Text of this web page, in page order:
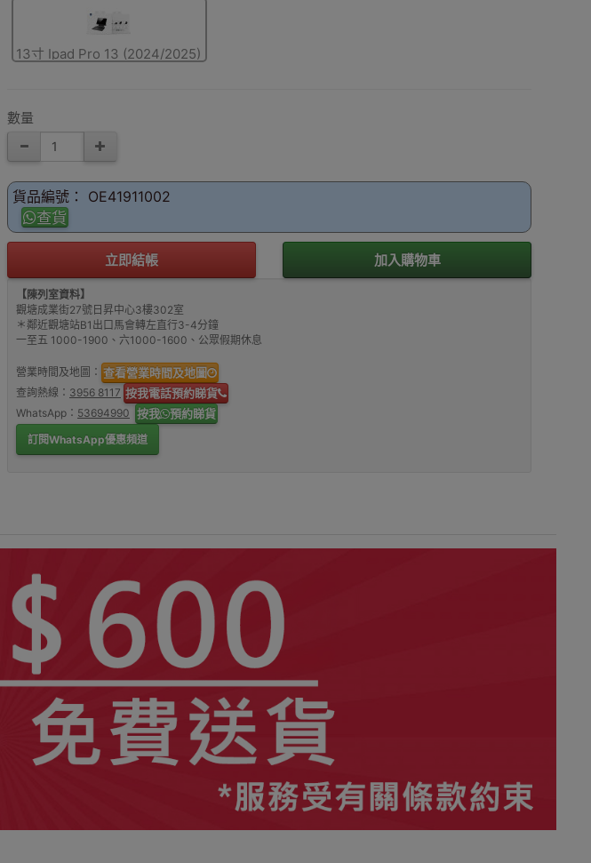
13寸 Ipad Pro 13 (2024/2025)
數量
貨品編號： OE41911002
查貨
立即結帳 加入購物車
【陳列室資料】
觀塘成業街27號日昇中心3樓302室
＊鄰近觀塘站B1出口馬會轉左直行3-4分鐘
一至五 1000-1900、六1000-1600、公眾假期休息
營業時間及地圖： 查看營業時間及地圖
查詢熱線： 3956 8117 按我電話預約睇貨
WhatsApp： 53694990 按我 預約睇貨
訂閱WhatsApp優惠頻道